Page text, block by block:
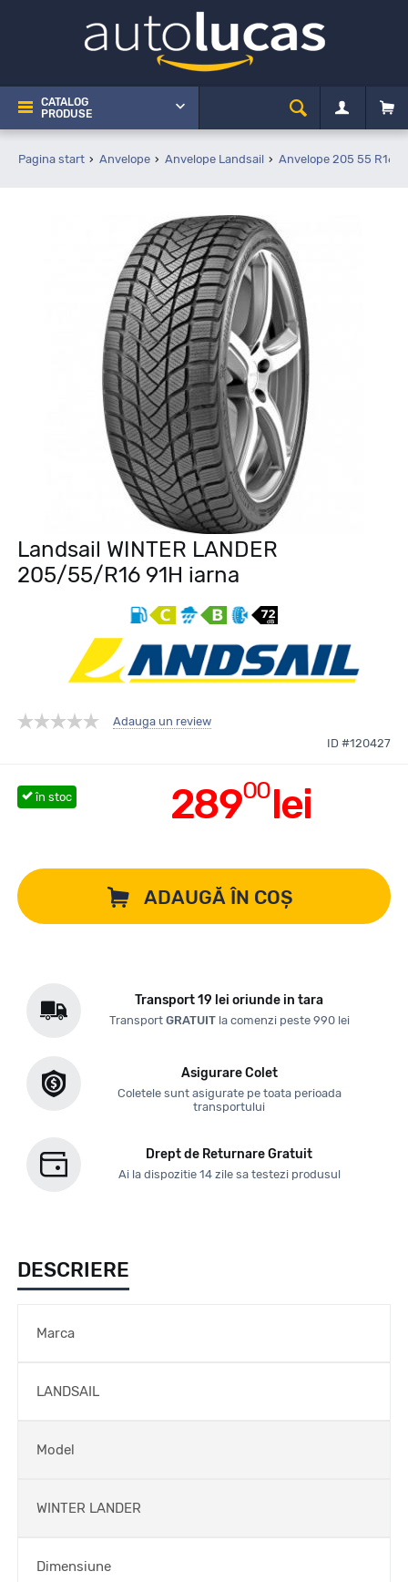
CATALOG
PRODUSE
Pagina start Anvelope Anvelope Landsail Anvelope 205 55 R16
Landsail WINTER LANDER
205/55/R16 91H iarna
Adauga un review
ID #120427
28900lei
în stoc
ADAUGĂ ÎN COȘ
Transport 19 lei oriunde in tara
Transport GRATUITla comenzi peste 990 lei
Asigurare Colet
Coletele sunt asigurate pe toata perioada
transportului
Drept de Returnare Gratuit
Ai la dispozitie 14 zile sa testezi produsul
DESCRIERE
Marca
LANDSAIL
Model
WINTER LANDER
Dimensiune